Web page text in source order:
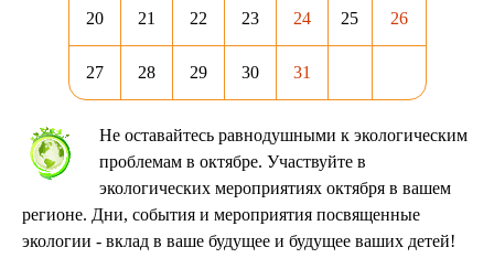
20 21 22 23 24 25 26
27 28 29 30 31
Не оставайтесь равнодушными к экологическим
проблемам в октябре. Участвуйте в
экологических мероприятиях октября в вашем
регионе. Дни, события и мероприятия посвященные
экологии - вклад в ваше будущее и будущее ваших детей!